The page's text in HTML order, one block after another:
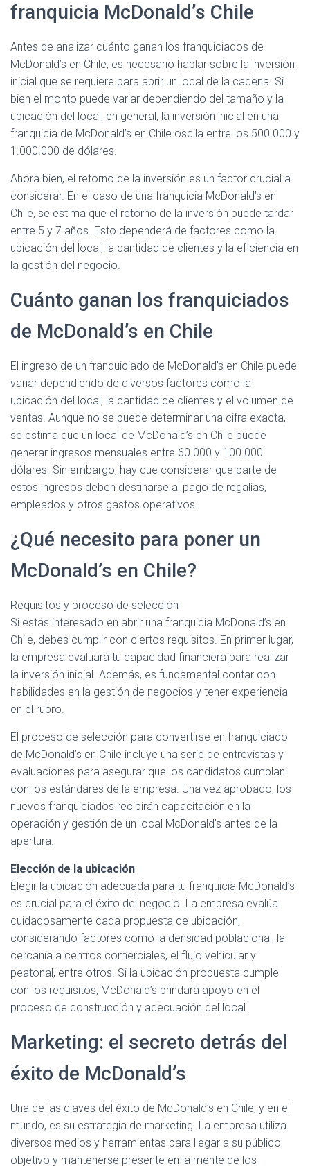
franquicia McDonald’s Chile
Antes de analizar cuánto ganan los franquiciados de
McDonald’s en Chile, es necesario hablar sobre la inversión
inicial que se requiere para abrir un local de la cadena. Si
bien el monto puede variar dependiendo del tamaño y la
ubicación del local, en general, la inversión inicial en una
franquicia de McDonald’s en Chile oscila entre los 500.000 y
1.000.000 de dólares.
Ahora bien, el retorno de la inversión es un factor crucial a
considerar. En el caso de una franquicia McDonald’s en
Chile, se estima que el retorno de la inversión puede tardar
entre 5 y 7 años. Esto dependerá de factores como la
ubicación del local, la cantidad de clientes y la eficiencia en
la gestión del negocio.
Cuánto ganan los franquiciados
de McDonald’s en Chile
El ingreso de un franquiciado de McDonald’s en Chile puede
variar dependiendo de diversos factores como la
ubicación del local, la cantidad de clientes y el volumen de
ventas. Aunque no se puede determinar una cifra exacta,
se estima que un local de McDonald’s en Chile puede
generar ingresos mensuales entre 60.000 y 100.000
dólares. Sin embargo, hay que considerar que parte de
estos ingresos deben destinarse al pago de regalías,
empleados y otros gastos operativos.
¿Qué necesito para poner un
McDonald’s en Chile?
Requisitos y proceso de selección
Si estás interesado en abrir una franquicia McDonald’s en
Chile, debes cumplir con ciertos requisitos. En primer lugar,
la empresa evaluará tu capacidad financiera para realizar
la inversión inicial. Además, es fundamental contar con
habilidades en la gestión de negocios y tener experiencia
en el rubro.
El proceso de selección para convertirse en franquiciado
de McDonald’s en Chile incluye una serie de entrevistas y
evaluaciones para asegurar que los candidatos cumplan
con los estándares de la empresa. Una vez aprobado, los
nuevos franquiciados recibirán capacitación en la
operación y gestión de un local McDonald’s antes de la
apertura.
Elección de la ubicación
Elegir la ubicación adecuada para tu franquicia McDonald’s
es crucial para el éxito del negocio. La empresa evalúa
cuidadosamente cada propuesta de ubicación,
considerando factores como la densidad poblacional, la
cercanía a centros comerciales, el flujo vehicular y
peatonal, entre otros. Si la ubicación propuesta cumple
con los requisitos, McDonald’s brindará apoyo en el
proceso de construcción y adecuación del local.
Marketing: el secreto detrás del
éxito de McDonald’s
Una de las claves del éxito de McDonald’s en Chile, y en el
mundo, es su estrategia de marketing. La empresa utiliza
diversos medios y herramientas para llegar a su público
objetivo y mantenerse presente en la mente de los